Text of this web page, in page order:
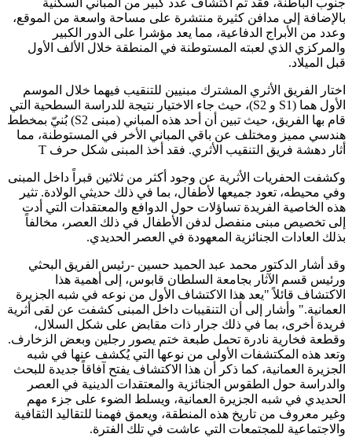
جنوب الباطنة، فقد تم اكتشاف عدد كبير من المباني السكنية
بالإضافة إلى مدافن كثيرة منتشرة على مساحة واسعة من الموقع،
وعدد من الأبراج الدفاعية، مما يعد مؤشرا على الدور الكبير
والمركزي الذي لعبته المستوطنة في المنطقة خلال الألف الأول
قبل الميلاد.
اختار الفريق الأثري المشترك مبنيين للتنقيب فيهما خلال الموسم
الأول هما (S1 و S2)، حيث جاء الاختيار نتيجة للدراسة السطحية التي
قام بها الفريق، حيث تبين أن أحد هذه المباني (مبنى S2) بُنيّ بمخطط
هندسي مميز ومختلف عن باقي المباني الأخر في المستوطنة، مما
أثار دهشة فريق التنقيب الأثري. فقد أخذ المبنى شكل حرف T
وكشفت الحفريات الأثرية عن وجود أكثر من ثلاثين قبراً داخل المبنى
وفي محيطه، تعود جميعها لأطفال، بما في ذلك حديثي الولادة. تثير
هذه الخاصية الفريدة تساؤلات حول الدوافع والمعتقدات التي أدت
إلى تخصيص مبنى منفصل لدفن الأطفال في ذلك العصر، مخالفاً
بذلك العادات الجنائزية المعهودة في العصر الحديدي.
وقد أشار الدكتور محمد عبد الحميد حسين -رئيس الفريق البحثي
ورئيس قسم الآثار بجامعة السلطان قابوس، إلى أهمية هذا
الاكتشاف قائلاً "يعد هذا الاكتشاف الأول من نوعه في شبه الجزيرة
العمانية." وأشار إلى أن التنقيبات داخل المبنى كشفت عن لقى أثرية
فريدة أخرى، بما في ذلك جرار ذات مقابض على شكل السلال،
وقطعة فخارية نادرة تحمل طبعة ختم يصور رجلين وبعض الزخارف.
وتعد هذه المكتشفات الأولى من نوعها التي يُكشف عنها في شبه
الجزيرة العمانية، كما ذكر أن هذا الاكتشاف يفتح آفاقاً جديدة للبحث
والدراسة حول الطقوس الجنائزية والمعتقدات الدينية في العصر
الحديدي في شبه الجزيرة العمانية، ويسلط الضوء على جزء مهم
وغير معروف من تاريخ هذه المنطقة، ويعمق فهمنا للتقاليد الثقافية
والاجتماعية للمجتمعات التي عاشت في تلك الفترة.